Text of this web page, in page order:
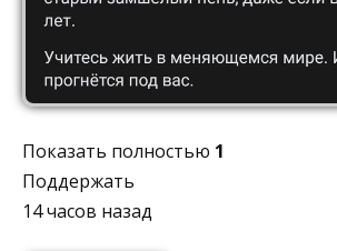
Показать полностью 1
Поддержать
14 часов назад